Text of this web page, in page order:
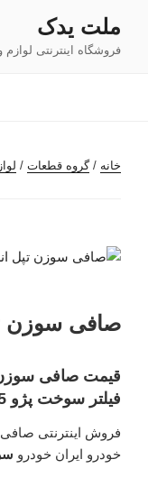
محتوا
ملت یدک
فروشگاه اینترنتی
خانه /گروه قطعات /
صافی سوزن تپل
فیلتر سوخت پژو 405
خودرو ایران خودرو